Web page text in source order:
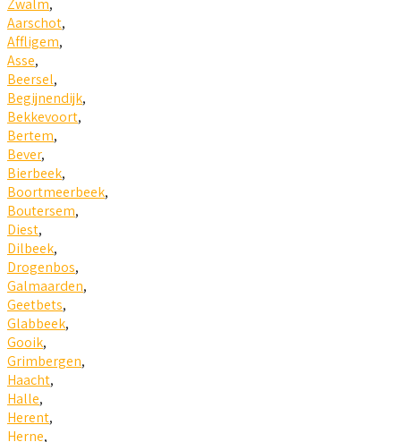
Aarschot,
Affligem,
Asse,
Beersel,
Begijnendijk,
Bekkevoort,
Bertem,
Bever,
Bierbeek,
Boortmeerbeek,
Boutersem,
Diest,
Dilbeek,
Drogenbos,
Galmaarden,
Geetbets,
Glabbeek,
Gooik,
Grimbergen,
Haacht,
Halle,
Herent,
Herne,